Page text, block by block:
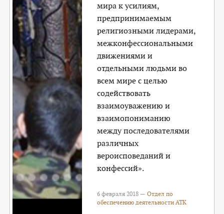
мира к усилиям,
предпринимаемым
религиозными лидерами,
межконфессиональными
движениями и
отдельными людьми во
всем мире с целью
содействовать
взаимоуважению и
взаимопониманию
между последователями
различных
вероисповеданий и
конфессий».
6 февраля 2018 —Отдел по
обеспечению деятельности АТК